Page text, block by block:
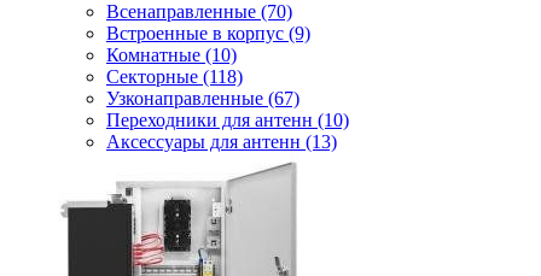
Всенаправленные (70)
Встроенные в корпус (9)
Комнатные (10)
Секторные (118)
Узконаправленные (67)
Переходники для антенн (10)
Аксессуары для антенн (13)